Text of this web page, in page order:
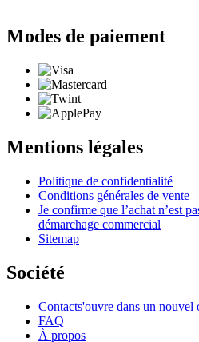
Modes de paiement
Mentions légales
Politique de confidentialité
Conditions générales de vente
Je confirme que l’achat n’est
démarchage commercial
Sitemap
Société
Contacts'ouvre dans un nouvel
FAQ
À propos